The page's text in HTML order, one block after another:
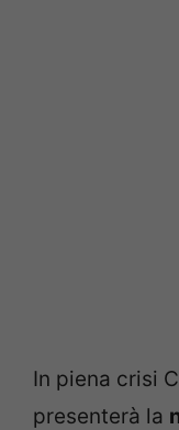
In piena crisi
presenterà la